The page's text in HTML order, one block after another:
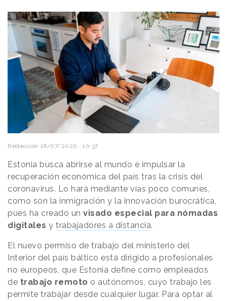
Redacción 16/07/2020 · 10:37
Estonia busca abrirse al mundo e impulsar la
recuperación económica del país tras la crisis del
coronavirus. Lo hará mediante vías poco comunes,
como son la inmigración y la innovación burocrática,
pues ha creado un visado especial para nómadas
digitales y trabajadores a distancia.
El nuevo permiso de trabajo del ministerio del
Interior del país báltico está dirigido a profesionales
no europeos, que Estonia define como empleados
de trabajo remoto o autónomos, cuyo trabajo les
permite trabajar desde cualquier lugar. Para optar al